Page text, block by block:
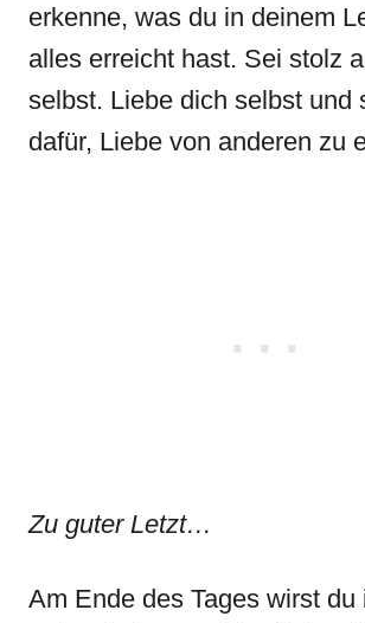
erkenne, was du in deinem
alles erreicht hast. Sei stolz
selbst. Liebe dich selbst und
dafür, Liebe von anderen zu
Zu guter Letzt…
Am Ende des Tages wirst du